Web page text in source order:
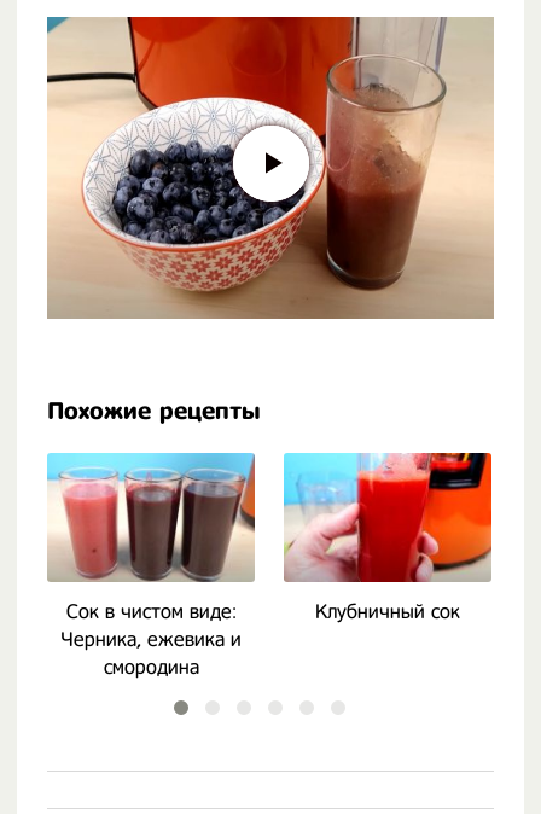
Похожие рецепты
Сок в чистом виде:
Черника, ежевика и
смородина
Клубничный сок